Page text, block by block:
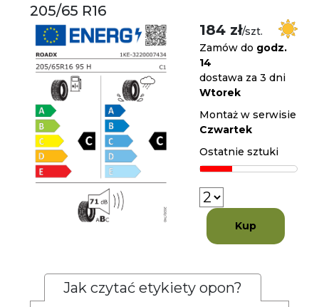
205/65 R16
184 zł/szt.
Zamów do godz.
14
dostawa za 3 dni
Wtorek
Montaż w serwisie
Czwartek
Ostatnie sztuki
Kup
Jak czytać etykiety opon?